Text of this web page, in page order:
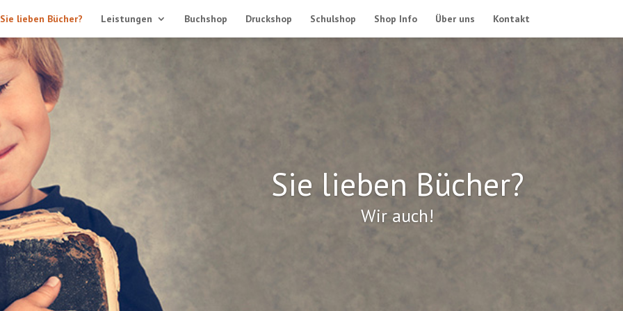
lieben Bücher? Leistungen Buchshop Druckshop Schulshop Shop Info Über uns Kontakt
Sie lieben Bücher?
Wir auch!